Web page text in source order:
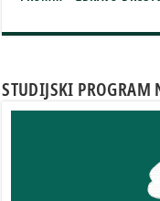
STUDIJSKI PROGRAM